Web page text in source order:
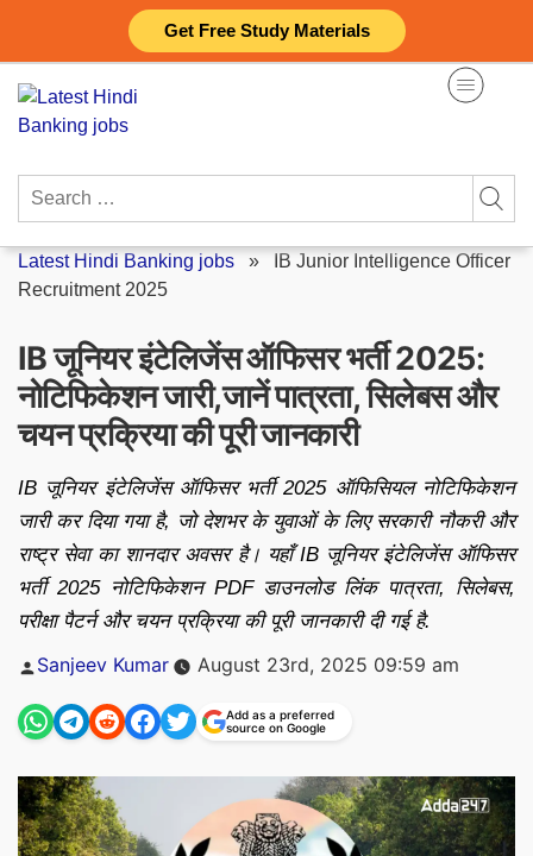
Get Free Study Materials
content
Search
Latest Hindi Banking jobs »
IB Junior Intelligence Officer
Recruitment 2025
IB जूनियर इंटेलिजेंस ऑफिसर भर्ती 2025:
नोटिफिकेशन जारी,जानें पात्रता, सिलेबस और
चयन प्रक्रिया की पूरी जानकारी
IB जूनियर इंटेलिजेंस ऑफिसर भर्ती 2025 ऑफिसियल नोटिफिकेशन
जारी कर दिया गया है, जो देशभर के युवाओं के लिए सरकारी नौकरी और
राष्ट्र सेवा का शानदार अवसर है। यहाँ IB जूनियर इंटेलिजेंस ऑफिसर
भर्ती 2025 नोटिफिकेशन PDF डाउनलोड लिंक पात्रता, सिलेबस,
परीक्षा पैटर्न और चयन प्रक्रिया की पूरी जानकारी दी गई है.
Posted
Sanjeev Kumar August 23rd, 2025 09:59 am
Add as a preferred
source on Google